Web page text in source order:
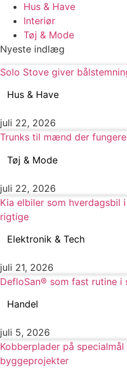
Hus & Have
Interiør
Tøj & Mode
Nyeste indlæg
Solo Stove giver
Hus & Have
juli 22, 2026
Trunks til mænd der
Tøj & Mode
juli 22, 2026
Kia elbiler som hverdagsbil
rigtige
Elektronik & Tech
juli 21, 2026
DefloSan® som fast rutine i
Handel
juli 5, 2026
Kobberplader på
byggeprojekter